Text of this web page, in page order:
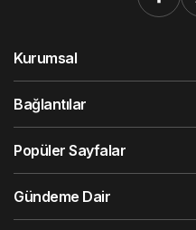
Kurumsal
Bağlantılar
Popüler Sayfalar
Gündeme Dair